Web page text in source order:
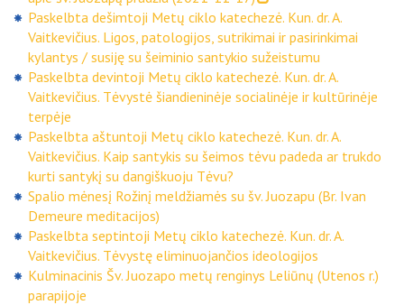
Paskelbta dešimtoji Metų ciklo katechezė. Kun. dr. A.
Vaitkevičius. Ligos, patologijos, sutrikimai ir pasirinkimai
kylantys / susiję su šeiminio santykio sužeistumu
Paskelbta devintoji Metų ciklo katechezė. Kun. dr. A.
Vaitkevičius. Tėvystė šiandieninėje socialinėje ir kultūrinėje
terpėje
Paskelbta aštuntoji Metų ciklo katechezė. Kun. dr. A.
Vaitkevičius. Kaip santykis su šeimos tėvu padeda ar trukdo
kurti santykį su dangiškuoju Tėvu?
Spalio mėnesį Rožinį meldžiamės su šv. Juozapu (Br. Ivan
Demeure meditacijos)
Paskelbta septintoji Metų ciklo katechezė. Kun. dr. A.
Vaitkevičius. Tėvystę eliminuojančios ideologijos
Kulminacinis Šv. Juozapo metų renginys Leliūnų (Utenos r.)
parapijoje